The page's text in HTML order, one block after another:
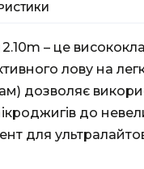
– це
лову на
дозволяє
до
для